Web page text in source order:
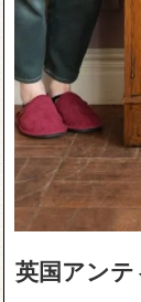
英国アン